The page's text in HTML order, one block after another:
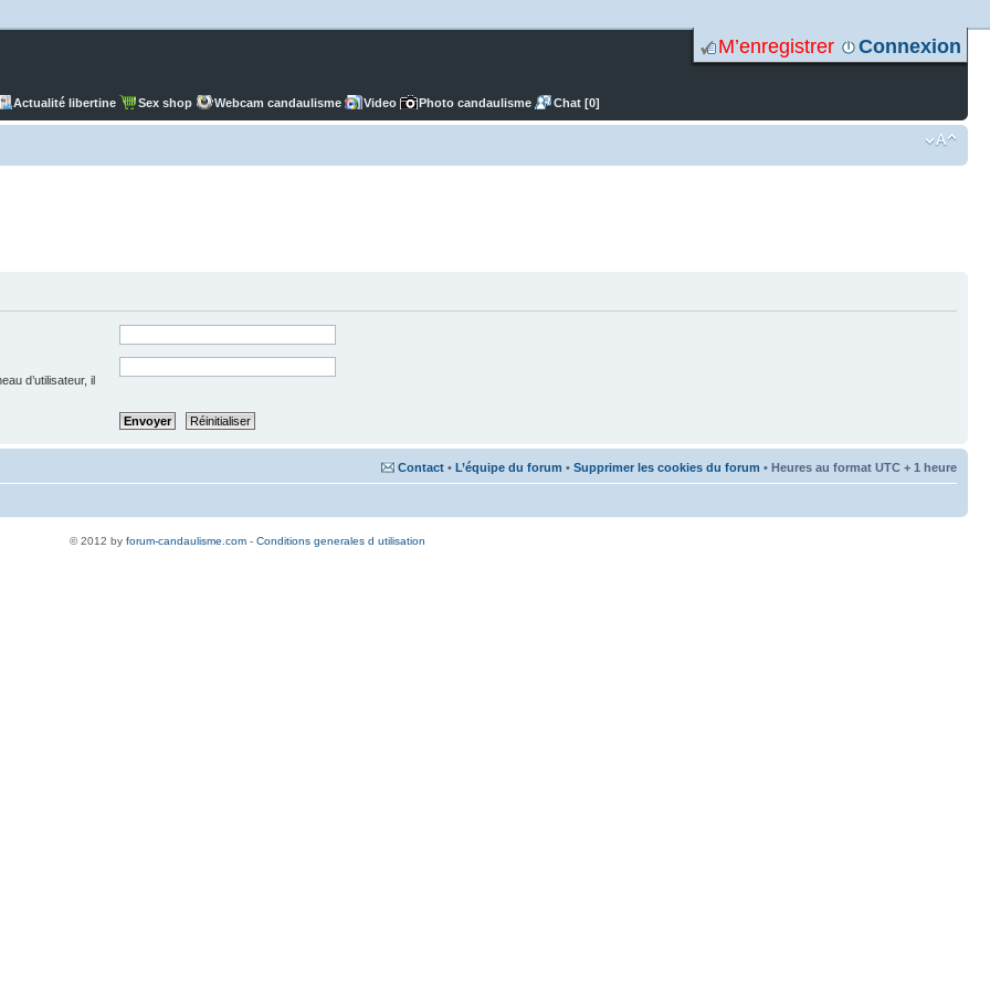
M’enregistrer Connexion
Actualité libertine Sex shop Webcam candaulisme Video Photo candaulisme Chat [0]
d’utilisateur, il
Contact • L’équipe du forum • Supprimer les cookies du forum • Heures au format UTC + 1 heure
© 2012 by forum-candaulisme.com - Conditions generales d utilisation